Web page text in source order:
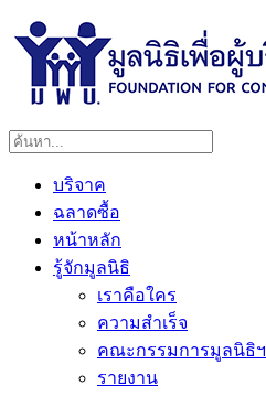
บริจาค
ฉลาดซื้อ
หน้าหลัก
รู้จักมูลนิธิ
เราคือใคร
ความสำเร็จ
คณะกรรมการมูลนิธิฯ
รายงาน